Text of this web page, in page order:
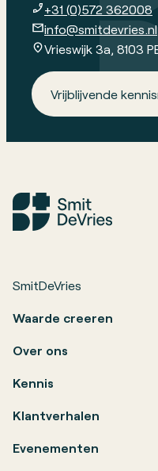
+31 (0)572 362008
info@smitdevries.nl
Vrieswijk 3a, 8103
Vrijblijvende
SmitDeVries
Waarde creeren
Over ons
Kennis
Klantverhalen
Evenementen